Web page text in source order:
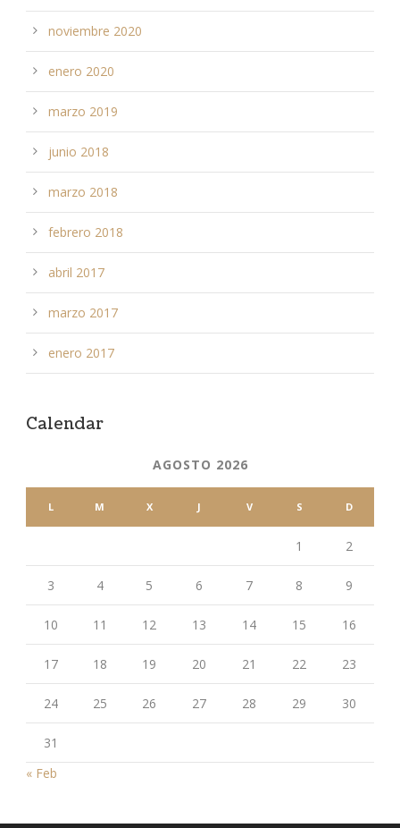
noviembre 2020
enero 2020
marzo 2019
junio 2018
marzo 2018
febrero 2018
abril 2017
marzo 2017
enero 2017
Calendar
AGOSTO 2026
L M X J V S D
1 2
3 4 5 6 7 8 9
10 11 12 13 14 15 16
17 18 19 20 21 22 23
24 25 26 27 28 29 30
31
« Feb